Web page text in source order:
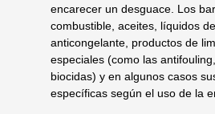
encarecer un desguace. Los
combustible, aceites, líquidos
anticongelante, productos de
especiales (como las
biocidas) y en algunos casos
específicas según el uso de la